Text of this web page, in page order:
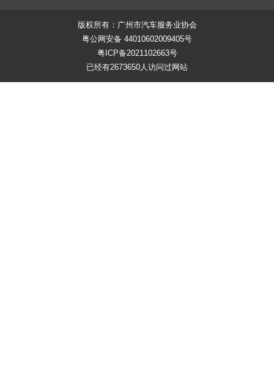
版权所有：广州市汽车服务业协会
粤公网安备 44010602009405号
粤ICP备2021102663号
已经有2673650人访问过网站